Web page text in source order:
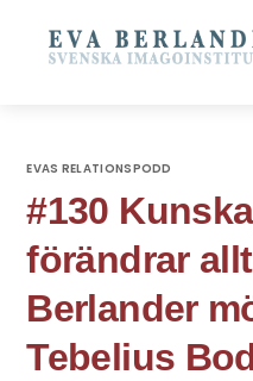
EVAS RELATIONSPODD
#130
förändrar
Berlander
Tebelius